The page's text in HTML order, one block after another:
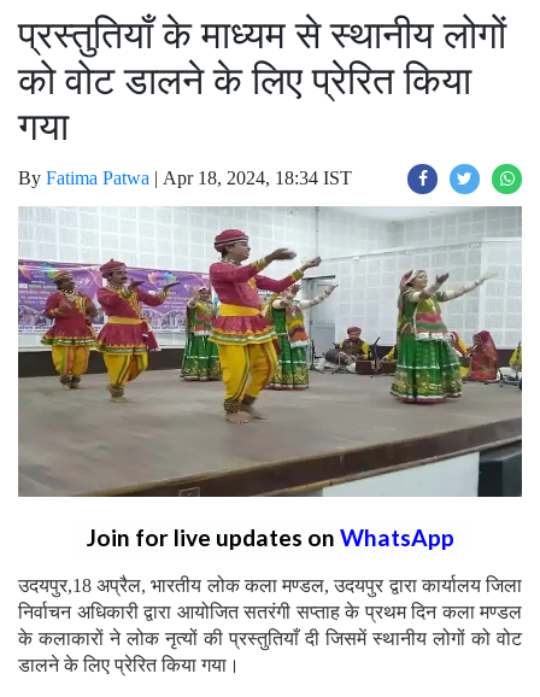
प्रस्तुतियाँ के माध्यम से स्थानीय लोगों
को वोट डालने के लिए प्रेरित किया
गया
By Fatima Patwa | Apr 18, 2024, 18:34 IST
Join for live updates on WhatsApp
उदयपुर,18 अप्रैल, भारतीय लोक कला मण्डल, उदयपुर द्वारा कार्यालय जिला
निर्वाचन अधिकारी द्वारा आयोजित सतरंगी सप्ताह के प्रथम दिन कला मण्डल
के कलाकारों ने लोक नृत्यों की प्रस्तुतियाँ दी जिसमें स्थानीय लोगों को वोट
डालने के लिए प्रेरित किया गया।